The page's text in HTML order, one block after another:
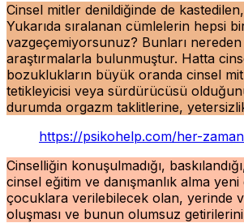
Cinsel mitler denildiğinde de
Yukarıda sıralanan cümlelerin hepsi
vazgeçemiyorsunuz? Bunları
araştırmalarla bulunmuştur. Hatta
bozuklukların büyük oranda cinsel
tetikleyicisi veya sürdürücüsü
durumda orgazm taklitlerine,
https://psikohelp.com/her-
Cinselliğin konuşulmadığı,
cinsel eğitim ve danışmanlık alma
çocuklara verilebilecek olan, yerinde
oluşması ve bunun olumsuz